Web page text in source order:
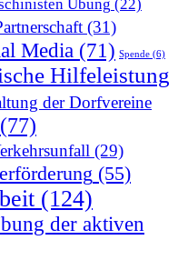
Übung (22)
(31)
Media (71) Spende (6)
Hilfeleistung
der Dorfvereine
(77)
(29)
(55)
(124)
der aktiven